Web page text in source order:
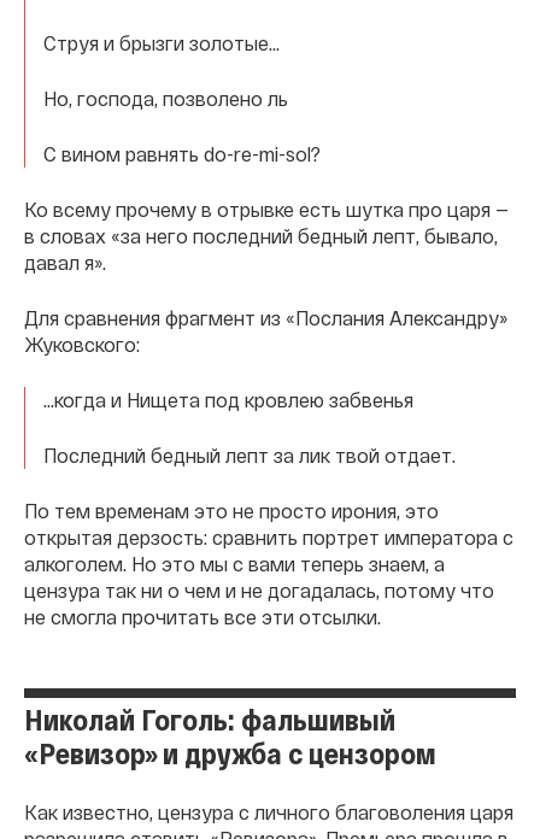
Струя и брызги золотые...
Но, господа, позволено ль
С вином равнять do-re-mi-sol?
Ко всему прочему в отрывке есть шутка про царя —
в словах «за него последний бедный лепт, бывало,
давал я».
Для сравнения фрагмент из «Послания Александру»
Жуковского:
…когда и Нищета под кровлею забвенья
Последний бедный лепт за лик твой отдает.
По тем временам это не просто ирония, это
открытая дерзость: сравнить портрет императора с
алкоголем. Но это мы с вами теперь знаем, а
цензура так ни о чем и не догадалась, потому что
не смогла прочитать все эти отсылки.
Николай Гоголь: фальшивый
«Ревизор» и дружба с цензором
Как известно, цензура с личного благоволения царя